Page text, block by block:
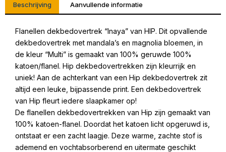
Beschrijving Aanvullende informatie
Flanellen dekbedovertrek “Inaya” van HIP. Dit opvallende
dekbedovertrek met mandala’s en magnolia bloemen, in
de kleur “Multi” is gemaakt van 100% geruwde 100%
katoen/flanel. Hip dekbedovertrekken zijn kleurrijk en
uniek! Aan de achterkant van een Hip dekbedovertrek zit
altijd een leuke, bijpassende print. Een dekbedovertrek
van Hip fleurt iedere slaapkamer op!
De flanellen dekbedovertrekken van Hip zijn gemaakt van
100% katoen-flanel. Doordat het katoen licht opgeruwd is,
ontstaat er een zacht laagje. Deze warme, zachte stof is
ademend en vochtabsorberend en uitermate geschikt